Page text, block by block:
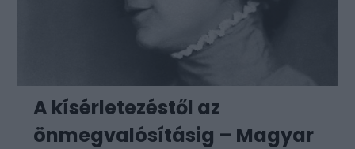
A kísérletezéstől az
önmegvalósításig – Magyar